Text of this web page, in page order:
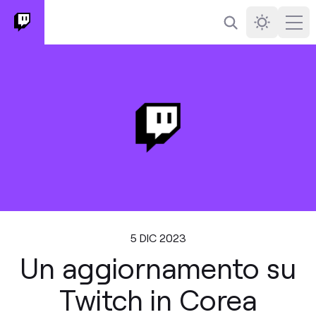
Cerca
Darkmode
5 DIC 2023
Un aggiornamento su
Twitch in Corea